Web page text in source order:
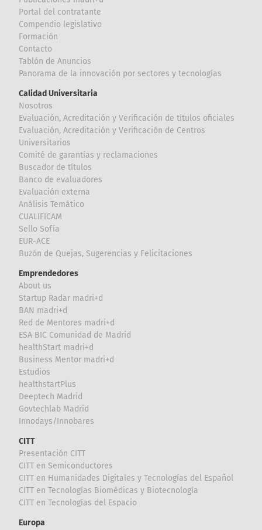
Portal del contratante
Compendio legislativo
Formación
Contacto
Tablón de Anuncios
Panorama de la innovación por sectores y tecnologías
Calidad Universitaria
Nosotros
Evaluación, Acreditación y Verificación de títulos oficiales
Evaluación, Acreditación y Verificación de Centros
Universitarios
Comité de garantías y reclamaciones
Buscador de títulos
Banco de evaluadores
Evaluación externa
Análisis Temático
CUALIFICAM
Sello Sofía
EUR-ACE
Buzón de Quejas, Sugerencias y Felicitaciones
Emprendedores
About us
Startup Radar madri+d
BAN madri+d
Red de Mentores madri+d
ESA BIC Comunidad de Madrid
healthStart madri+d
Business Mentor madri+d
Estudios
healthstartPlus
Deeptech Madrid
Govtechlab Madrid
Innodays/Innobares
CITT
Presentación CITT
CITT en Semiconductores
CITT en Humanidades Digitales y Tecnologías del Español
CITT en Tecnologías Biomédicas y Biotecnología
CITT en Tecnologías del Espacio
Europa